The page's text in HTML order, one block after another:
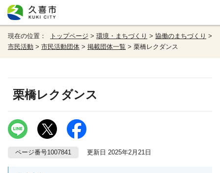
現在の位置： トップページ > 環境・まちづくり > 協働のまちづくり >
市民活動 > 市民活動団体 > 掲載団体一覧 > 栗橋レクダンス
栗橋レクダンス
ページ番号1007841 更新日 2025年2月21日